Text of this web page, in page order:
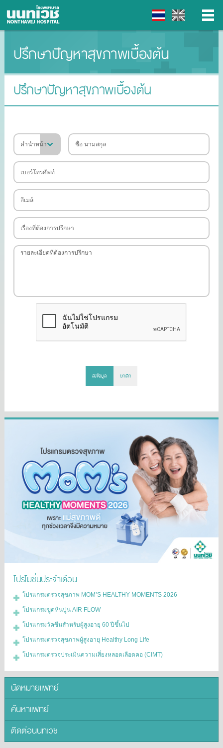
▼
ปรึกษาปัญหาสุขภาพเบื้องต้น
ปรึกษาปัญหาสุขภาพเบื้องต้น
ส่งข้อมูล ยกเลิก
โปรโมชั่นประจำเดือน
โปรแกรมตรวจสุขภาพ MOM’S HEALTHY MOMENTS 2026
โปรแกรมขูดหินปูน AIR FLOW
โปรแกรมวัคซีนสำหรับผู้สูงอายุ 60 ปีขึ้นไป
โปรแกรมตรวจสุขภาพผู้สูงอายุ Healthy Long Life
โปรแกรมตรวจประเมินความเสี่ยงหลอดเลือดคอ (CIMT)
นัดหมายแพทย์
ค้นหาแพทย์
ติดต่อนนทเวช